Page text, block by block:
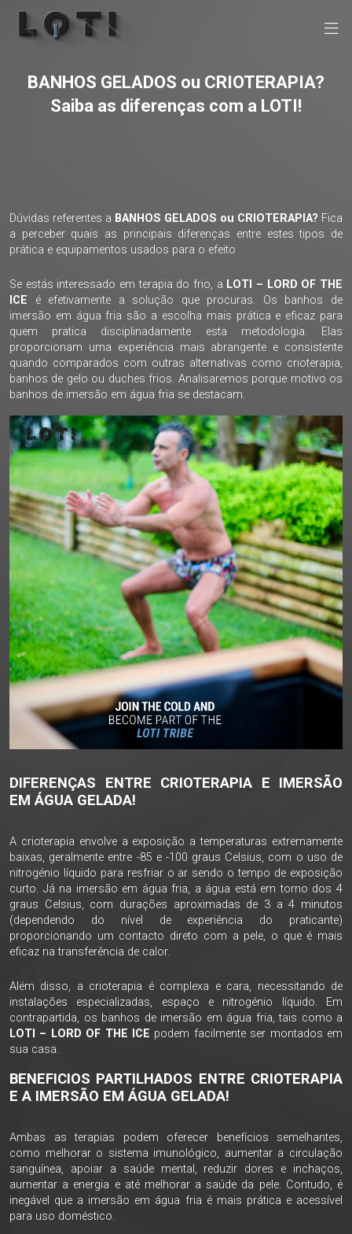
BANHOS GELADOS ou CRIOTERAPIA?
Saiba as diferenças com a LOTI!
Dúvidas referentes a BANHOS GELADOS ou CRIOTERAPIA? Fica
a perceber quais as principais diferenças entre estes tipos de
prática e equipamentos usados para o efeito
Se estás interessado em terapia do frio, a LOTI – LORD OF THE
ICE é efetivamente a solução que procuras. Os banhos de
imersão em água fria são a escolha mais prática e eficaz para
quem pratica disciplinadamente esta metodologia. Elas
proporcionam uma experiência mais abrangente e consistente
quando comparados com outras alternativas como crioterapia,
banhos de gelo ou duches frios. Analisaremos porque motivo os
banhos de imersão em água fria se destacam.
DIFERENÇAS ENTRE CRIOTERAPIA E IMERSÃO
EM ÁGUA GELADA!
A crioterapia envolve a exposição a temperaturas extremamente
baixas, geralmente entre -85 e -100 graus Celsius, com o uso de
nitrogénio líquido para resfriar o ar sendo o tempo de exposição
curto. Já na imersão em água fria, a água está em torno dos 4
graus Celsius, com durações aproximadas de 3 a 4 minutos
(dependendo do nível de experiência do praticante)
proporcionando um contacto direto com a pele, o que é mais
eficaz na transferência de calor.
Além disso, a crioterapia é complexa e cara, necessitando de
instalações especializadas, espaço e nitrogénio líquido. Em
contrapartida, os banhos de imersão em água fria, tais como a
LOTI – LORD OF THE ICE podem facilmente ser montados em
sua casa.
BENEFICIOS PARTILHADOS ENTRE CRIOTERAPIA
E A IMERSÃO EM ÁGUA GELADA!
Ambas as terapias podem oferecer benefícios semelhantes,
como melhorar o sistema imunológico, aumentar a circulação
sanguínea, apoiar a saúde mental, reduzir dores e inchaços,
aumentar a energia e até melhorar a saúde da pele. Contudo, é
inegável que a imersão em água fria é mais prática e acessível
para uso doméstico.